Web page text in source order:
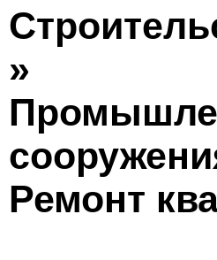
»
Ремонт